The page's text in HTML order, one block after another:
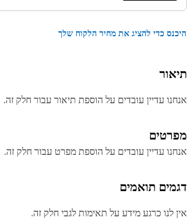
כדי להציג את מחיר הלקוח שלך
עדיין עובדים על הוספת תיאור עבור חלק זה.
עדיין עובדים על הוספת מפרט עבור חלק זה.
תואמים
לנו כרגע מידע על תאימות לגבי חלק זה.